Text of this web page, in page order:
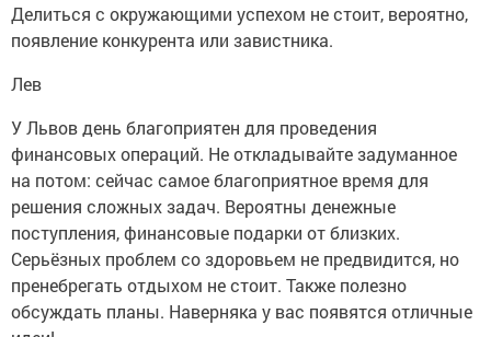
Делиться с окружающими успехом не стоит, вероятно,
появление конкурента или завистника.
Лев
У Львов день благоприятен для проведения
финансовых операций. Не откладывайте задуманное
на потом: сейчас самое благоприятное время для
решения сложных задач. Вероятны денежные
поступления, финансовые подарки от близких.
Серьёзных проблем со здоровьем не предвидится, но
пренебрегать отдыхом не стоит. Также полезно
обсуждать планы. Наверняка у вас появятся отличные